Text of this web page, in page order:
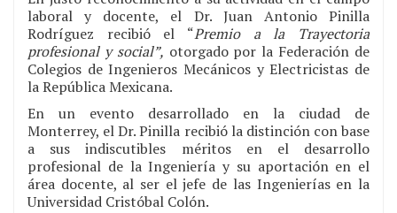
laboral y docente, el Dr. Juan Antonio Pinilla
Rodríguez recibió el “Premio a la
Trayectoria
profesional y social”, otorgado por la Federación de
Colegios de Ingenieros Mecánicos y Electricistas de
la República Mexicana.
En un evento desarrollado en la ciudad de
Monterrey, el Dr. Pinilla recibió la distinción con base
a sus indiscutibles méritos en el desarrollo
profesional de la Ingeniería y su aportación en el
área docente, al ser el jefe de las Ingenierías en la
Universidad Cristóbal Colón.